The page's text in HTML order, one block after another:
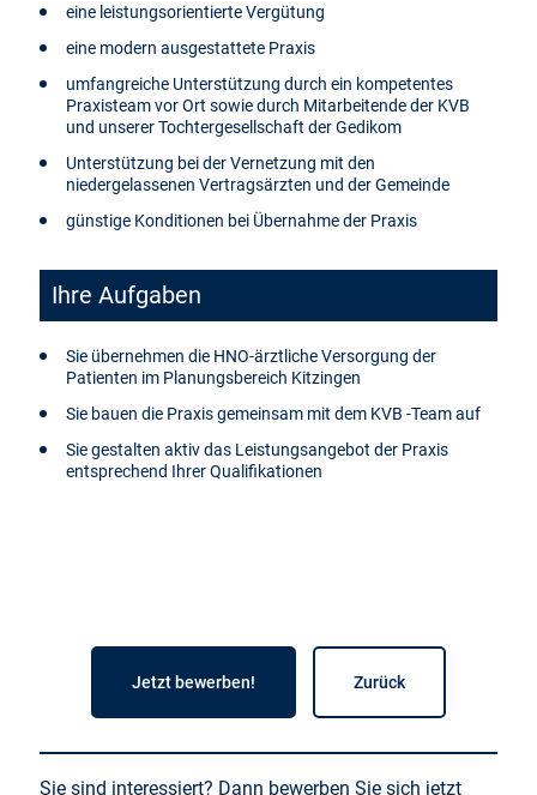
eine leistungsorientierte Vergütung
eine modern ausgestattete Praxis
umfangreiche Unterstützung durch ein kompetentes
Praxisteam vor Ort sowie durch Mitarbeitende der KVB
und unserer Tochtergesellschaft der Gedikom
Unterstützung bei der Vernetzung mit den
niedergelassenen Vertragsärzten und der Gemeinde
günstige Konditionen bei Übernahme der Praxis
Ihre Aufgaben
Sie übernehmen die HNO-ärztliche Versorgung der
Patienten im Planungsbereich Kitzingen
Sie bauen die Praxis gemeinsam mit dem KVB -Team auf
Sie gestalten aktiv das Leistungsangebot der Praxis
entsprechend Ihrer Qualifikationen
Jetzt bewerben! Zurück
Sie sind interessiert? Dann bewerben Sie sich jetzt